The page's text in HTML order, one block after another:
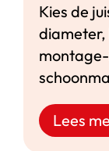
Kies de
diameter,
Lees